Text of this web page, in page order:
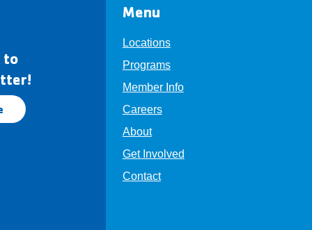
to
Menu
Locations
Programs
Member Info
Careers
About
Get Involved
Contact